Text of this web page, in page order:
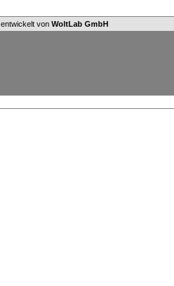
, entwickelt von WoltLab GmbH